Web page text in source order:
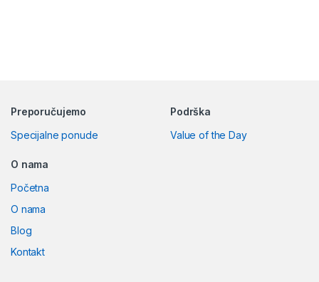
Preporučujemo
Specijalne ponude
Podrška
Value of the Day
O nama
Početna
O nama
Blog
Kontakt